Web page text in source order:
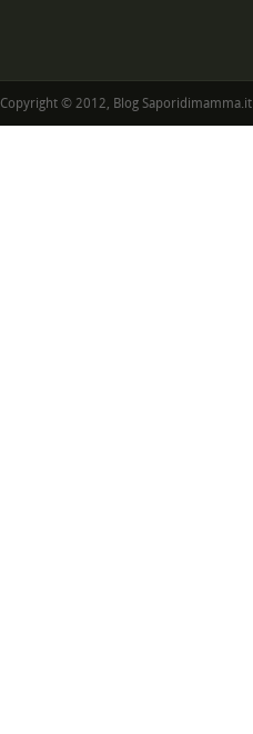
Copyright © 2012, Blog Saporidimamma.it